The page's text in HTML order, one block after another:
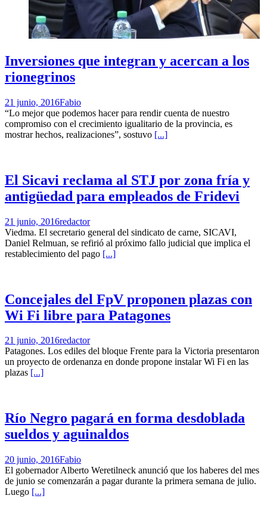
Inversiones que integran y acercan a los
rionegrinos
21 junio, 2016Fabio
“Lo mejor que podemos hacer para rendir cuenta de nuestro
compromiso con el crecimiento igualitario de la provincia, es
mostrar hechos, realizaciones”, sostuvo [...]
El Sicavi reclama al STJ por zona fría y
antigüedad para empleados de Fridevi
21 junio, 2016redactor
Viedma. El secretario general del sindicato de carne, SICAVI,
Daniel Relmuan, se refirió al próximo fallo judicial que implica el
restablecimiento del pago [...]
Concejales del FpV proponen plazas con
Wi Fi libre para Patagones
21 junio, 2016redactor
Patagones. Los ediles del bloque Frente para la Victoria presentaron
un proyecto de ordenanza en donde propone instalar Wi Fi en las
plazas [...]
Río Negro pagará en forma desdoblada
sueldos y aguinaldos
20 junio, 2016Fabio
El gobernador Alberto Weretilneck anunció que los haberes del mes
de junio se comenzarán a pagar durante la primera semana de julio.
Luego [...]